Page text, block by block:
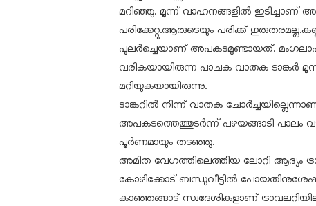
മറിഞ്ഞു. മൂന്ന് വാഹനങ്ങളില്‍ ഇടിച്ചാണ്
പരിക്കേറ്റു.ആരുടെയും പരിക്ക്
പുലര്‍ച്ചെയാണ് അപകടമുണ്ടായത്.
വരികയായിരുന്ന പാചക വാതക ടാങ്കര്‍
മറിയുകയായിരുന്നു.
ടാങ്കറില്‍ നിന്ന് വാതക
അപകടത്തെത്തുടര്‍ന്ന് പഴയങ്ങാടി പാലം
പൂര്‍ണമായും തടഞ്ഞു.
അമിത വേഗത്തിലെത്തിയ ലോറി ആദ്യം
കോഴിക്കോട് ബന്ധുവീട്ടില്‍
കാഞ്ഞങ്ങാട് സ്വദേശികളാണ്